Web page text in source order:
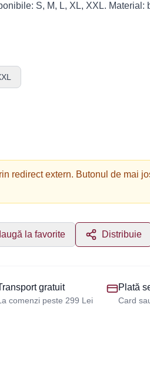
S, M, L, XL, XXL. Material:
redirect extern. Butonul de mai
la favorite Distribuie
gratuit
comenzi peste 299 Lei
Plată
Card